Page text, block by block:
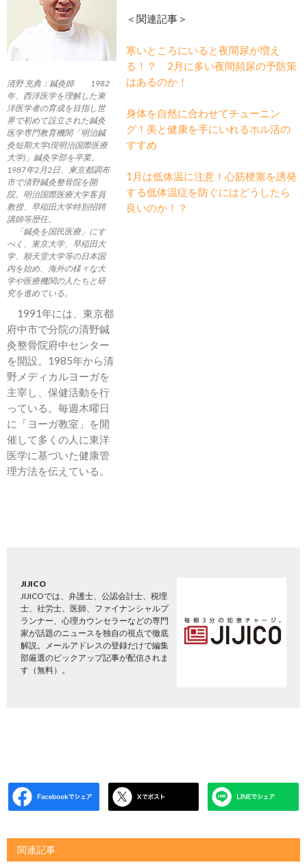
清野 充典：鍼灸師 1982
年、西洋医学を理解した東
洋医学者の育成を目指し世
界で初めて設立された鍼灸
医学専門教育機関「明治鍼
灸短期大学(現明治国際医療
大学)」鍼灸学部を卒業。
1987年2月2日、東京都調布
市で清野鍼灸整骨院を開
院。明治国際医療大学客員
教授、早稲田大学特別招聘
講師等歴任。
「鍼灸を国民医療」にす
べく、東京大学、早稲田大
学、順天堂大学等の日本国
内を始め、海外の様々な大
学や医療機関の人たちと研
究を進めている。
1991年には、東京都
府中市で分院の清野鍼
灸整骨院府中センター
を開設。1985年から清
野メディカルヨーガを
主宰し、保健活動を行
っている。毎週木曜日
に「ヨーガ教室」を開
催して多くの人に東洋
医学に基づいた健康管
理方法を伝えている。
＜関連記事＞
寒いところにいると夜間尿が増え
る！？ 2月に多い夜間頻尿の予防策
はあるのか！
身体を自然に合わせてチューニン
グ！美と健康を手にいれるホル活の
すすめ
1月は低体温に注意！心筋梗塞を誘発
する低体温症を防ぐにはどうしたら
良いのか！？
JIJICO
JIJICOでは、弁護士、公認会計士、税理
士、社労士、医師、ファイナンシャルプ
ランナー、心理カウンセラーなどの専門
家が話題のニュースを独自の視点で徹底
解説。メールアドレスの登録だけで編集
部厳選のピックアップ記事が配信されま
す（無料）。
関連記事